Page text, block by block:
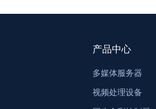
产品中心
多媒体服务器
视频处理设备